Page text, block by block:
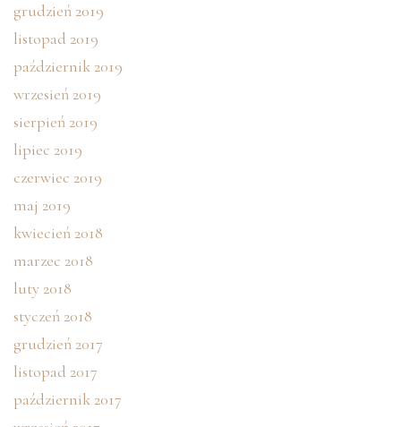
grudzień 2019
listopad 2019
październik 2019
wrzesień 2019
sierpień 2019
lipiec 2019
czerwiec 2019
maj 2019
kwiecień 2018
marzec 2018
luty 2018
styczeń 2018
grudzień 2017
listopad 2017
październik 2017